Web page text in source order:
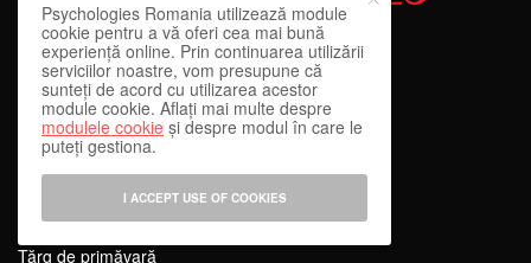
Abonamente la revista Psychologies
Publicitate pe Psychologies
Abonare Newsletter
Tărg de primăvară
Psychologies Romania utilizează module
cookie pentru a vă oferi cea mai bună
experiență online. Prin continuarea utilizării
serviciilor noastre, vom presupune că
sunteți de acord cu utilizarea acestor
module cookie. Aflați mai multe despre
modulele cookie și despre modul în care le
puteți gestiona.
I ACCEPT USE OF COOKIES